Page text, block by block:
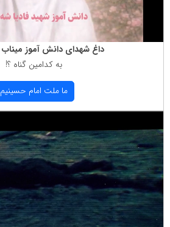
داغ شهدای دانش آموز
به كدامین گناه ؟!
ما ملت امام حسینیم